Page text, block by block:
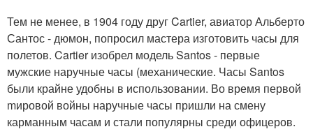
Тем не менее, в 1904 году друг Cartier, авиатор Альберто
Сантос - дюмон, попросил мастера изготовить часы для
полетов. Cartier изобрел модель Santos - первые
мужские наручные часы (механические. Часы Santos
были крайне удобны в использовании. Во время первой
mировой войны наручные часы пришли на смену
карманным часам и стали популярны среди офицеров.